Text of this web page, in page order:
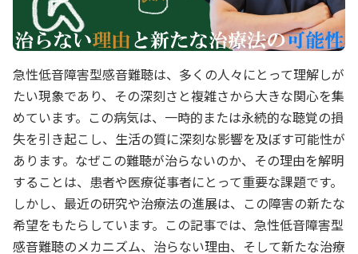
急性低音障害型感音難聴は、多くの人々にとって理解しが
たい現象であり、その深刻さと複雑さから大きな関心を集
めています。この病気は、一時的または永続的な聴覚の損
失を引き起こし、生活の質に深刻な影響を及ぼす可能性が
あります。なぜこの難聴が治らないのか、その理由を解明
することは、患者や医療従事者にとって重要な課題です。
しかし、最近の研究や治療法の進展は、この障害の新たな
希望をもたらしています。この記事では、急性低音障害型
感音難聴のメカニズム、治らない理由、そして新たな治療